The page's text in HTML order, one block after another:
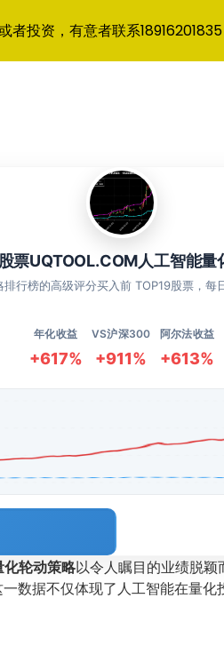
票UQTOOL.COM人工智能量
排行榜的高级评分买入前 TOP19股票，每
年化收益
+617%
VS沪深300
+911%
阿尔法收益
+613%
轮动策略以令人瞩目的业绩脱颖
一数据不仅体现了人工智能在量
者投资，有意者联系18916201835